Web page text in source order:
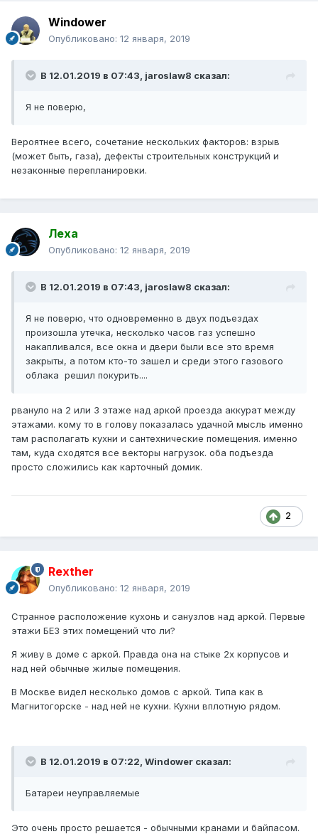
Windower
Опубликовано: 12 января, 2019
В 12.01.2019 в 07:43, jaroslaw8 сказал:
Я не поверю,
Вероятнее всего, сочетание нескольких факторов: взрыв
(может быть, газа), дефекты строительных конструкций и
незаконные перепланировки.
Леха
Опубликовано: 12 января, 2019
В 12.01.2019 в 07:43, jaroslaw8 сказал:
Я не поверю, что одновременно в двух подъездах
произошла утечка, несколько часов газ успешно
накапливался, все окна и двери были все это время
закрыты, а потом кто-то зашел и среди этого газового
облака решил покурить....
рвануло на 2 или 3 этаже над аркой проезда аккурат между
этажами. кому то в голову показалась удачной мысль именно
там располагать кухни и сантехнические помещения. именно
там, куда сходятся все векторы нагрузок. оба подъезда
просто сложились как карточный домик.
2
Rexther
Опубликовано: 12 января, 2019
Странное расположение кухонь и санузлов над аркой. Первые
этажи БЕЗ этих помещений что ли?
Я живу в доме с аркой. Правда она на стыке 2х корпусов и
над ней обычные жилые помещения.
В Москве видел несколько домов с аркой. Типа как в
Магнитогорске - над ней не кухни. Кухни вплотную рядом.
В 12.01.2019 в 07:22, Windower сказал:
Батареи неуправляемые
Это очень просто решается - обычными кранами и байпасом.